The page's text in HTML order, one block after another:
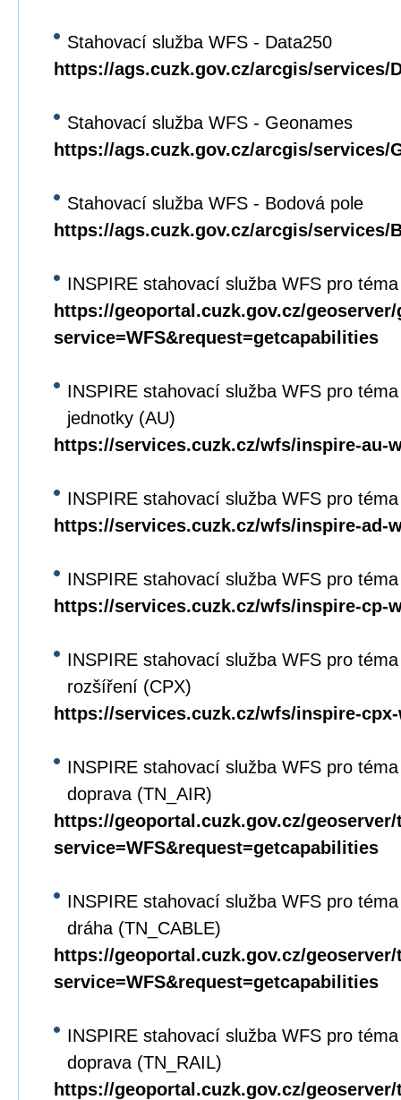
Stahovací služba WFS - Data250
https://ags.cuzk.gov.cz/arcgis/services/
Stahovací služba WFS - Geonames
https://ags.cuzk.gov.cz/arcgis/services/
Stahovací služba WFS - Bodová pole
https://ags.cuzk.gov.cz/arcgis/services/
INSPIRE stahovací služba WFS pro
https://geoportal.cuzk.gov.cz/
service=WFS&request=getcapabilities
INSPIRE stahovací služba WFS pro
jednotky (AU)
https://services.cuzk.cz/wfs/inspire-au-
INSPIRE stahovací služba WFS pro
https://services.cuzk.cz/wfs/inspire-ad-
INSPIRE stahovací služba WFS pro
https://services.cuzk.cz/wfs/inspire-cp-
INSPIRE stahovací služba WFS pro
rozšíření (CPX)
https://services.cuzk.cz/wfs/inspire-
INSPIRE stahovací služba WFS pro
doprava (TN_AIR)
https://geoportal.cuzk.gov.cz/
service=WFS&request=getcapabilities
INSPIRE stahovací služba WFS pro
dráha (TN_CABLE)
https://geoportal.cuzk.gov.cz/
service=WFS&request=getcapabilities
INSPIRE stahovací služba WFS pro
doprava (TN_RAIL)
https://geoportal.cuzk.gov.cz/